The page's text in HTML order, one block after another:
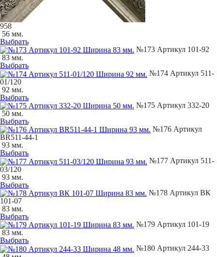
958
56 мм.
Выбрать
№173 Артикул 101-92
83 мм.
Выбрать
№174 Артикул 511-
01/120
92 мм.
Выбрать
№175 Артикул 332-20
50 мм.
Выбрать
№176 Артикул
ВR511-44-1
93 мм.
Выбрать
№177 Артикул 511-
03/120
93 мм.
Выбрать
№178 Артикул ВК
101-07
83 мм.
Выбрать
№179 Артикул 101-19
83 мм.
Выбрать
№180 Артикул 244-33